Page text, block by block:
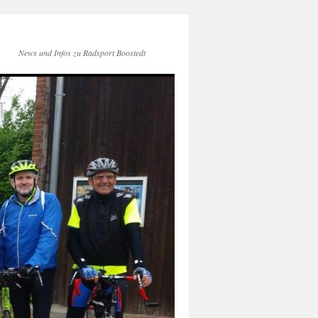
News und Infos zu Radsport Boostedt